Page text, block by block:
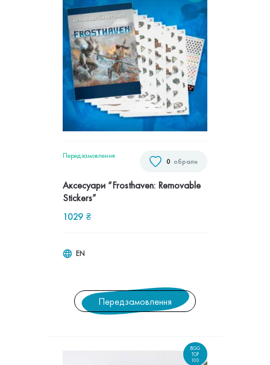
обрали
0
Передзамовлення
Аксесуари “Frosthaven: Removable
Stickers”
1029 ₴
EN
Передзамовлення
BGG
TOP
100